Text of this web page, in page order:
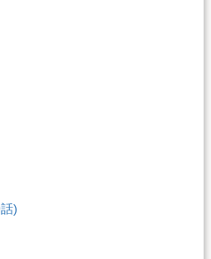
)